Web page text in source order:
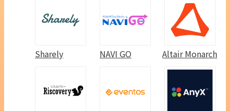
Sharely NAVI GO Altair Monarch